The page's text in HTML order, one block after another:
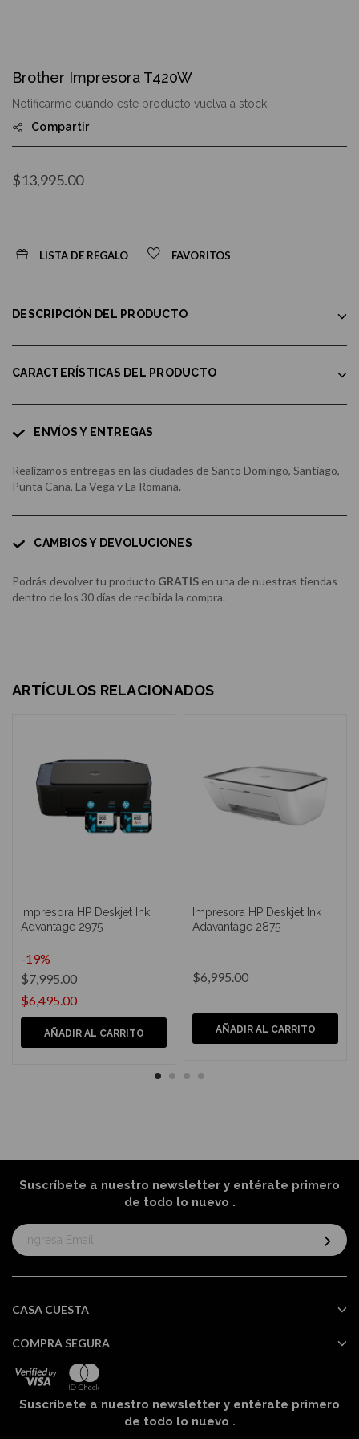
the
of
the
Brother Impresora T420W
Compartir
$13,995.00
Notificarme cuando este producto vuelva a stock
LISTA DE REGALO FAVORITOS
DESCRIPCIÓN DEL PRODUCTO
CARACTERÍSTICAS DEL PRODUCTO
ENVÍOS Y ENTREGAS
Realizamos entregas en las ciudades de Santo Domingo, Santiago,
Punta Cana, La Vega y La Romana.
CAMBIOS Y DEVOLUCIONES
Podrás devolver tu producto GRATIS en una de nuestras tiendas
dentro de los 30 días de recibida la compra.
ARTÍCULOS RELACIONADOS
Impresora HP Deskjet Ink
Advantage 2975
$6,495.00
$7,995.00
-19%
AÑADIR AL CARRITO
Impresora HP Deskjet Ink
Adavantage 2875
$6,995.00
AÑADIR AL CARRITO
Suscríbete a nuestro newsletter y entérate primero
de todo lo nuevo .
Suscríbase
al
informativo:
CASA CUESTA
COMPRA SEGURA
Suscríbete a nuestro newsletter y entérate primero
de todo lo nuevo .